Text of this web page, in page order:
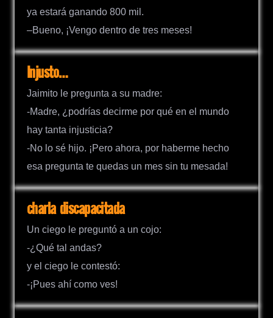
ya estará ganando 800 mil.
–Bueno, ¡Vengo dentro de tres meses!
Injusto…
Jaimito le pregunta a su madre:
-Madre, ¿podrías decirme por qué en el mundo
hay tanta injusticia?
-No lo sé hijo. ¡Pero ahora, por haberme hecho
esa pregunta te quedas un mes sin tu mesada!
charla discapacitada
Un ciego le preguntó a un cojo:
-¿Qué tal andas?
y el ciego le contestó:
-¡Pues ahí como ves!